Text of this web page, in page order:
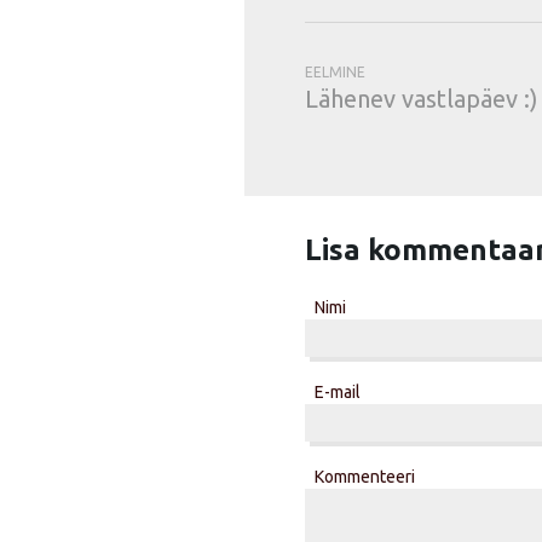
EELMINE
Lähenev vastlapäev :)
Lisa
Nimi
E-mail
Kommenteeri